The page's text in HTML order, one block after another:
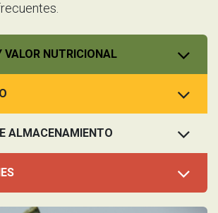
VALOR NUTRICIONAL
ALMACENAMIENTO